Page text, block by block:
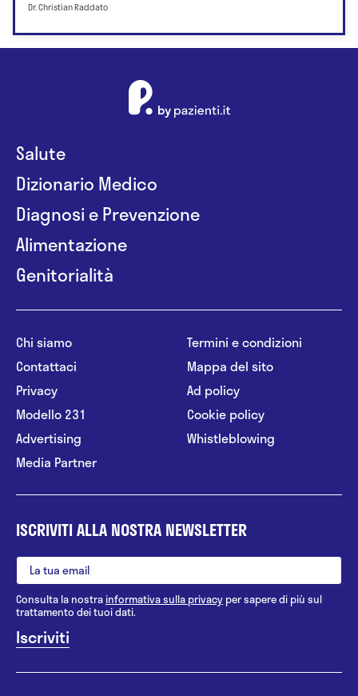
Dr. Christian Raddato
Salute
Dizionario Medico
Diagnosi e Prevenzione
Alimentazione
Genitorialità
Chi siamo
Contattaci
Privacy
Modello 231
Advertising
Media Partner
Termini e condizioni
Mappa del sito
Ad policy
Cookie policy
Whistleblowing
ISCRIVITI ALLA NOSTRA NEWSLETTER
Consulta la nostrainformativa sulla privacy per sapere di più sul
trattamento dei tuoi dati.